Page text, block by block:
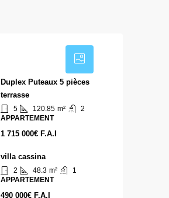
Duplex Puteaux 5 pièces
terrasse
5 120.85 m²
2
APPARTEMENT
1 715 000€ F.A.I
villa cassina
2 48.3 m²
1
APPARTEMENT
490 000€ F.A.I